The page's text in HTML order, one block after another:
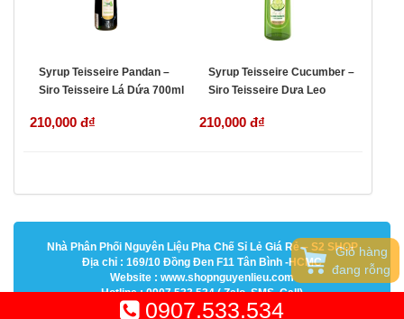
Syrup Teisseire Pandan –
Siro Teisseire Lá Dứa 700ml
210,000 đ₫
Syrup Teisseire Cucumber –
Siro Teisseire Dưa Leo
210,000 đ₫
Nhà Phân Phối Nguyên Liệu Pha Chế Sỉ Lẻ Giá Rẻ – S2 SHOP
Địa chỉ : 169/10 Đồng Đen F11 Tân Bình -HCMC
Website : www.shopnguyenlieu.com
Hotline : 0907.533.534 ( Zalo, SMS, Call)
Giỏ hàng
đang rỗng
0907.533.534